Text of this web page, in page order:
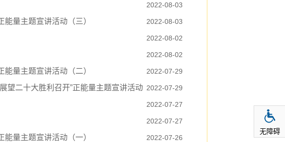
2022-08-03
2022-08-03
量主题宣讲活动（三）
2022-08-02
2022-08-02
2022-07-29
量主题宣讲活动（二）
2022-07-29
望二十大胜利召开”正能量主题宣讲活动
2022-07-27
2022-07-27
2022-07-26
量主题宣讲活动（一）
无障碍